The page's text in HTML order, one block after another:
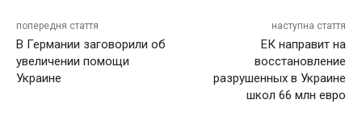
попередня стаття
В Германии заговорили об
увеличении помощи
Украине
наступна стаття
ЕК направит на
восстановление
разрушенных в Украине
школ 66 млн евро